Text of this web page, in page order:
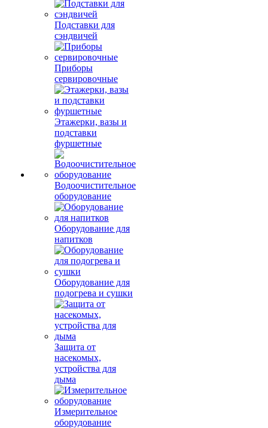
Подставки для
сэндвичей
Приборы
сервировочные
Этажерки, вазы и
подставки
фуршетные
Водоочистительное
оборудование
Оборудование для
напитков
Оборудование для
подогрева и сушки
Защита от
насекомых,
устройства для
дыма
Измерительное
оборудование